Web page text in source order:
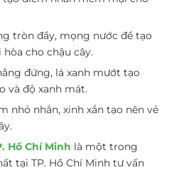
tròn đầy, mọng nước để tạo
cho chậu cây.
đứng, lá xanh mướt tạo
và độ xanh mát.
nhỏ nhắn, xinh xắn tạo nên vẻ
Hồ Chí Minh là một trong
tại TP. Hồ Chí Minh tư vấn